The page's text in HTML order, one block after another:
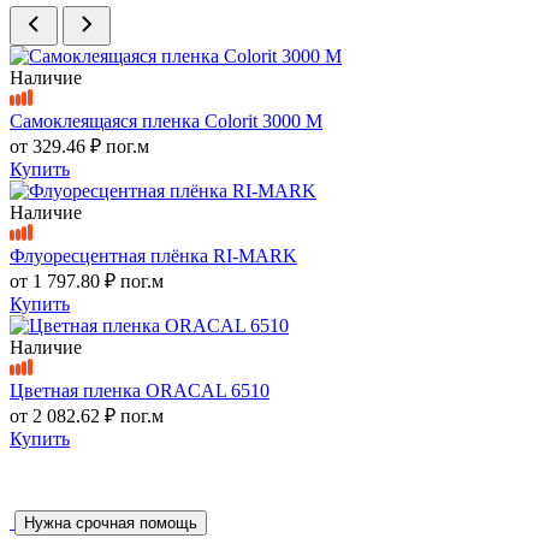
Наличие
Самоклеящаяся пленка Colorit 3000 M
от 329.46 ₽ пог.м
Купить
Наличие
Флуоресцентная плёнка RI-MARK
от 1 797.80 ₽ пог.м
Купить
Наличие
Цветная пленка ORACAL 6510
от 2 082.62 ₽ пог.м
Купить
Нужна срочная помощь